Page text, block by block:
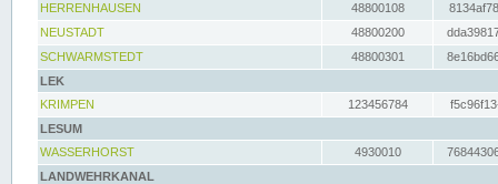
HERRENHAUSEN
48800108
NEUSTADT
48800200
SCHWARMSTEDT
48800301
LEK
KRIMPEN
123456784
LESUM
WASSERHORST
4930010
LANDWEHRKANAL